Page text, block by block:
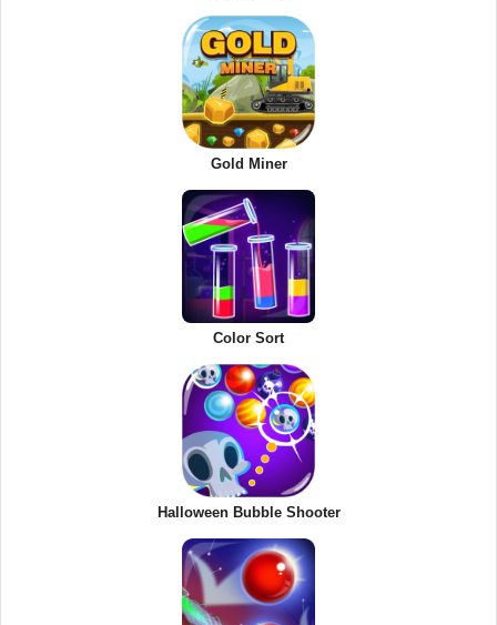
Gold Miner
Color Sort
Halloween Bubble Shooter